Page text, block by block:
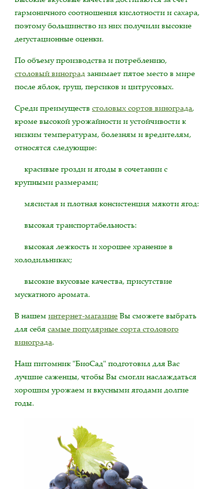
гармоничного соотношения кислотности и сахара,
поэтому большинство из них получили высокие
дегустационные оценки.
По объему производства и потреблению,
столовый виноградзанимает пятое место в мире
после яблок, груш, персиков и цитрусовых.
Среди преимуществ столовых сортов винограда,
кроме высокой урожайности и устойчивости к
низким температурам, болезням и вредителям,
относятся следующие:
красивые грозди и ягоды в сочетании с
крупными размерами;
мясистая и плотная консистенция мякоти ягод:
высокая транспортабельность:
высокая лежкость и хорошее хранение в
холодильниках;
высокие вкусовые качества, присутствие
мускатного аромата.
В нашем интернет-магазине Вы сможете выбрать
для себя самые популярные сорта столового
винограда.
Наш питомник "БиоСад" подготовил для Вас
лучшие саженцы, чтобы Вы смогли наслаждаться
хорошим урожаем и вкусными ягодами долгие
годы.